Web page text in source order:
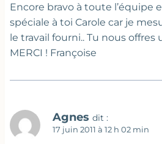
Encore bravo à toute l’équipe
spéciale à toi Carole car je
le travail fourni.. Tu nous
MERCI ! Françoise
Agnes dit :
17 juin 2011 à 12 h 02 min